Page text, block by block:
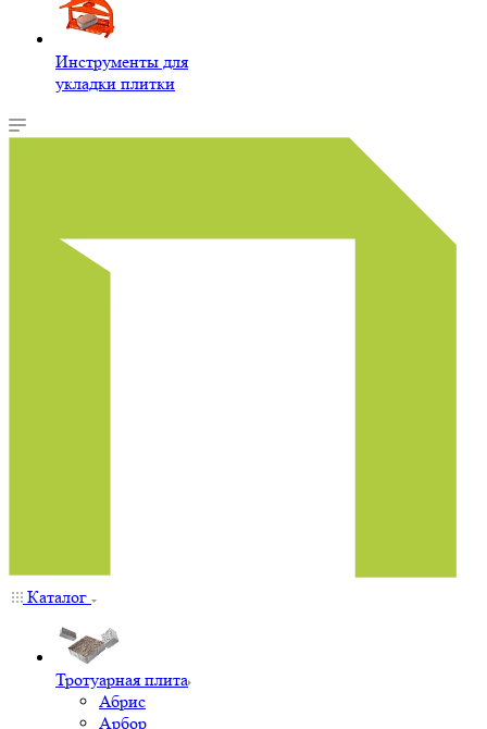
Инструменты для
укладки плитки
Каталог
Тротуарная плита
Абрис
Арбор